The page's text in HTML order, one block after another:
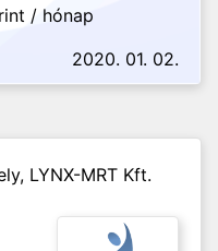
/ hónap
2020. 01. 02.
LYNX-MRT Kft.